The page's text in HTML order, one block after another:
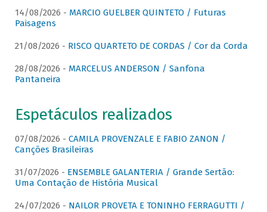
14/08/2026 - MARCIO GUELBER QUINTETO / Futuras
Paisagens
21/08/2026 - RISCO QUARTETO DE CORDAS / Cor da Corda
28/08/2026 - MARCELUS ANDERSON / Sanfona
Pantaneira
Espetáculos realizados
07/08/2026 - CAMILA PROVENZALE E FABIO ZANON /
Canções Brasileiras
31/07/2026 - ENSEMBLE GALANTERIA / Grande Sertão:
Uma Contação de História Musical
24/07/2026 - NAILOR PROVETA E TONINHO FERRAGUTTI /